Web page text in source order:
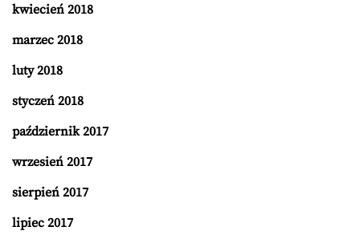
kwiecień 2018
marzec 2018
luty 2018
styczeń 2018
październik 2017
wrzesień 2017
sierpień 2017
lipiec 2017